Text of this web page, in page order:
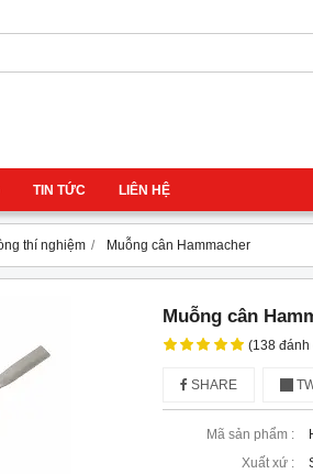
TIN TỨC LIÊN HỆ
thí nghiệm Muỗng cân Hammacher
Muỗng cân
(138 đánh
SHARE
Mã sản phẩm :
Xuất xứ :